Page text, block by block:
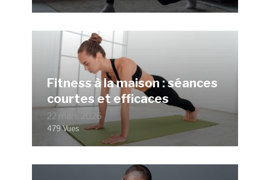
Fitness à la maison : séances
courtes et efficaces
22 mars 2026
479 Vues